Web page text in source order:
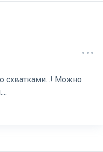
схватками...! Можно